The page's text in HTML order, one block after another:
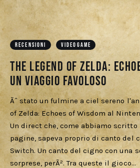
Libri e fumetti
Cercatori
Download
RECENSIONI VIDEOGAME
The Legend of Zelda:
Un viaggio favoloso
Ãˆ stato un fulmine a ciel sereno
of Zelda: Echoes of Wisdom al
Un direct che, come abbiamo
pagine, sapeva proprio di canto del
Switch. Un canto del cigno con una
sorprese, perÃ². Tra queste il gioco…